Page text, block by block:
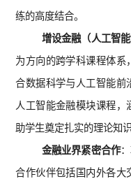
练的高度结合。
增设金融（人工智
为方向的跨学科课程体系
合数据科学与人工智能前
人工智能金融模块课程，
助学生奠定扎实的理论知
金融业界紧密合作
合作伙伴包括国内外各大